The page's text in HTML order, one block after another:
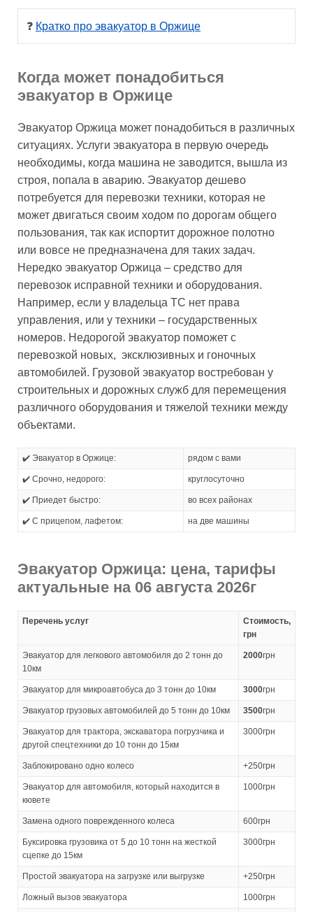
❓ Кратко про эвакуатор в Оржице
Когда может понадобиться
эвакуатор в Оржице
Эвакуатор Оржица может понадобиться в различных
ситуациях. Услуги эвакуатора в первую очередь
необходимы, когда машина не заводится, вышла из
строя, попала в аварию. Эвакуатор дешево
потребуется для перевозки техники, которая не
может двигаться своим ходом по дорогам общего
пользования, так как испортит дорожное полотно
или вовсе не предназначена для таких задач.
Нередко эвакуатор Оржица – средство для
перевозок исправной техники и оборудования.
Например, если у владельца ТС нет права
управления, или у техники – государственных
номеров. Недорогой эвакуатор поможет с
перевозкой новых, эксклюзивных и гоночных
автомобилей. Грузовой эвакуатор востребован у
строительных и дорожных служб для перемещения
различного оборудования и тяжелой техники между
объектами.
✔️ Эвакуатор в Оржице: рядом с вами
✔️ Срочно, недорого: круглосуточно
✔️ Приедет быстро: во всех районах
✔️ С прицепом, лафетом: на две машины
Эвакуатор Оржица: цена, тарифы
актуальные на 06 августа 2026г
Перечень услуг
Стоимость,
грн
Эвакуатор для легкового автомобиля до 2 тонн до
10км
2000грн
Эвакуатор для микроавтобуса до 3 тонн до 10км 3000грн
Эвакуатор грузовых автомобилей до 5 тонн до 10км 3500грн
Эвакуатор для трактора, экскаватора погрузчика и
другой спецтехники до 10 тонн до 15км
3000грн
Заблокировано одно колесо +250грн
Эвакуатор для автомобиля, который находится в
кювете
1000грн
Замена одного поврежденного колеса 600грн
Буксировка грузовика от 5 до 10 тонн на жесткой
сцепке до 15км
3000грн
Простой эвакуатора на загрузке или выгрузке +250грн
Ложный вызов эвакуатора 1000грн